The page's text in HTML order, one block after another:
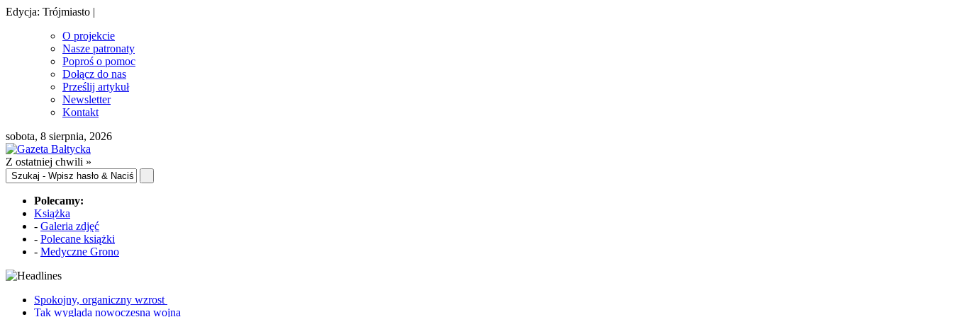
Edycja: Trójmiasto |
O projekcie
Nasze patronaty
Poproś o pomoc
Dołącz do nas
Prześlij artykuł
Newsletter
Kontakt
sobota, 8 sierpnia, 2026
Z ostatniej chwili »
Polecamy:
Książka
- Galeria zdjęć
- Polecane książki
- Medyczne Grono
Spokojny, organiczny wzrost
Tak wygląda nowoczesna wojna